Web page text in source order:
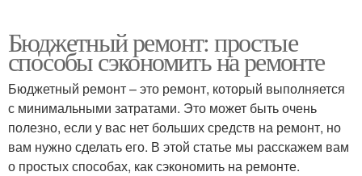
Бюджетный ремонт: простые
способы сэкономить на ремонте
Бюджетный ремонт – это ремонт, который выполняется
с минимальными затратами. Это может быть очень
полезно, если у вас нет больших средств на ремонт, но
вам нужно сделать его. В этой статье мы расскажем вам
о простых способах, как сэкономить на ремонте.